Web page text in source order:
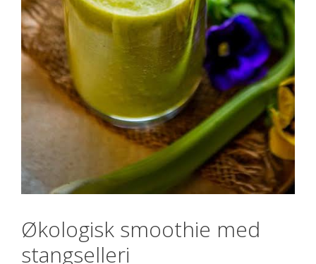
Økologisk smoothie med
stangselleri